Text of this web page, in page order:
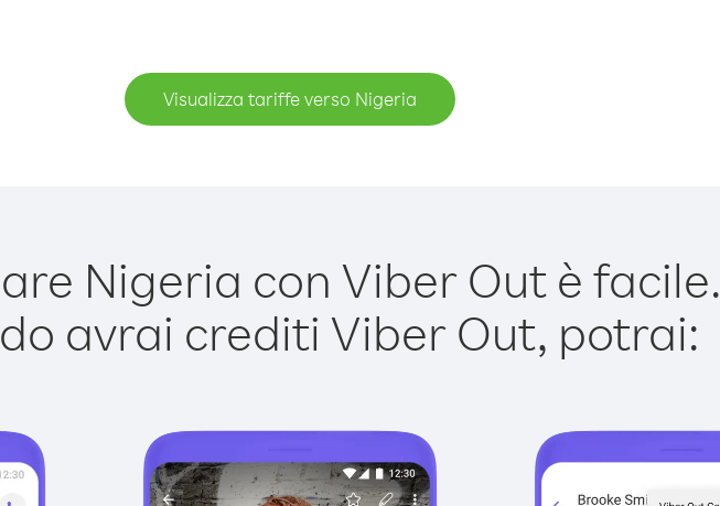
Visualizza tariffe verso Nigeria
Nigeria con Viber Out è facile.
avrai crediti Viber Out, potrai: